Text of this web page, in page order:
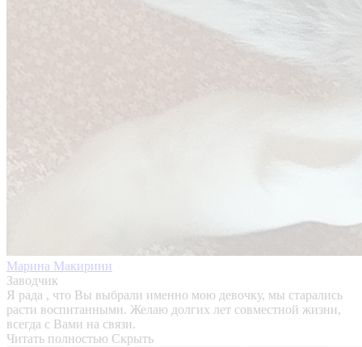
Марина Макирини
Заводчик
Я рада , что Вы выбрали именно мою девочку, мы старались
расти воспитанными. Желаю долгих лет совместной жизни,
всегда с Вами на связи.
Читать полностью Скрыть